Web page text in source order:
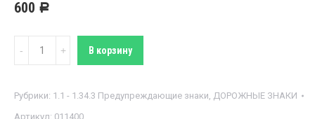
600 Р
Количество
Крутой
В корзину
Рубрики: 1.1 - 1.34.3 Предупреждающие знаки, ДОРОЖНЫЕ ЗНАКИ
Артикул: 011400